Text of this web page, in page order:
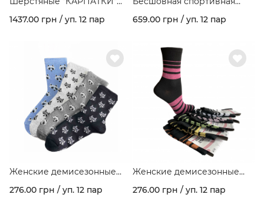
серия цветы Арт.160
1437.00 грн / уп. 12 пар
модель из гребеночного
хлопка и махрового следа
659.00 грн / уп. 12 пар
Женские демисезонные
носки стрейчевые "ЕНОТЫ"
ассорти в упаковке
276.00 грн / уп. 12 пар
Женские демисезонные
носки стрейчевые темное
ассорти в упаковке
276.00 грн / уп. 12 пар